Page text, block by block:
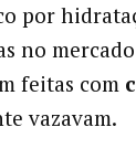
por
no
feitas com
vazavam.